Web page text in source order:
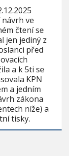
ve
čtení se
jen jediný z
před
a k 5ti se
KPN
a jedním
zákona
níže) a
tisky.